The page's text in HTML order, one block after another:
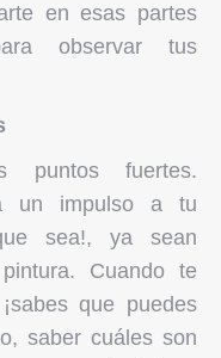
en esas partes
observar tus
puntos fuertes.
un impulso a tu
sea!, ya sean
Cuando te
que puedes
saber cuáles son